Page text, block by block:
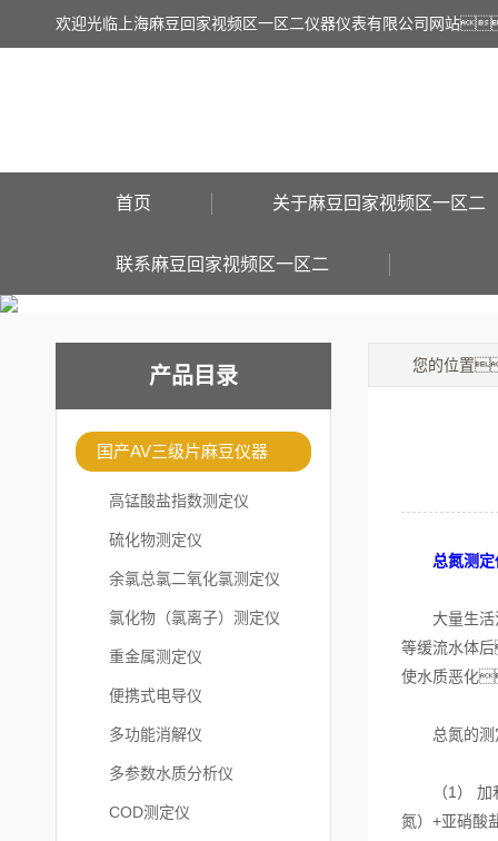
欢迎光临上海麻豆回家视频区一区二仪器仪表有限公司网站
首页 关于麻豆回家视频区一区二
联系麻豆回家视频区一区二
产品目录
国产AV三级片麻豆仪器
高锰酸盐指数测定仪
硫化物测定仪
余氯总氯二氧化氯测定仪
氯化物（氯离子）测定仪
重金属测定仪
便携式电导仪
多功能消解仪
多参数水质分析仪
COD测定仪
您的位
总氮测定
大量生活
等缓流水体
使水质恶化
总氮的测
（1） 加
氮）+亚硝